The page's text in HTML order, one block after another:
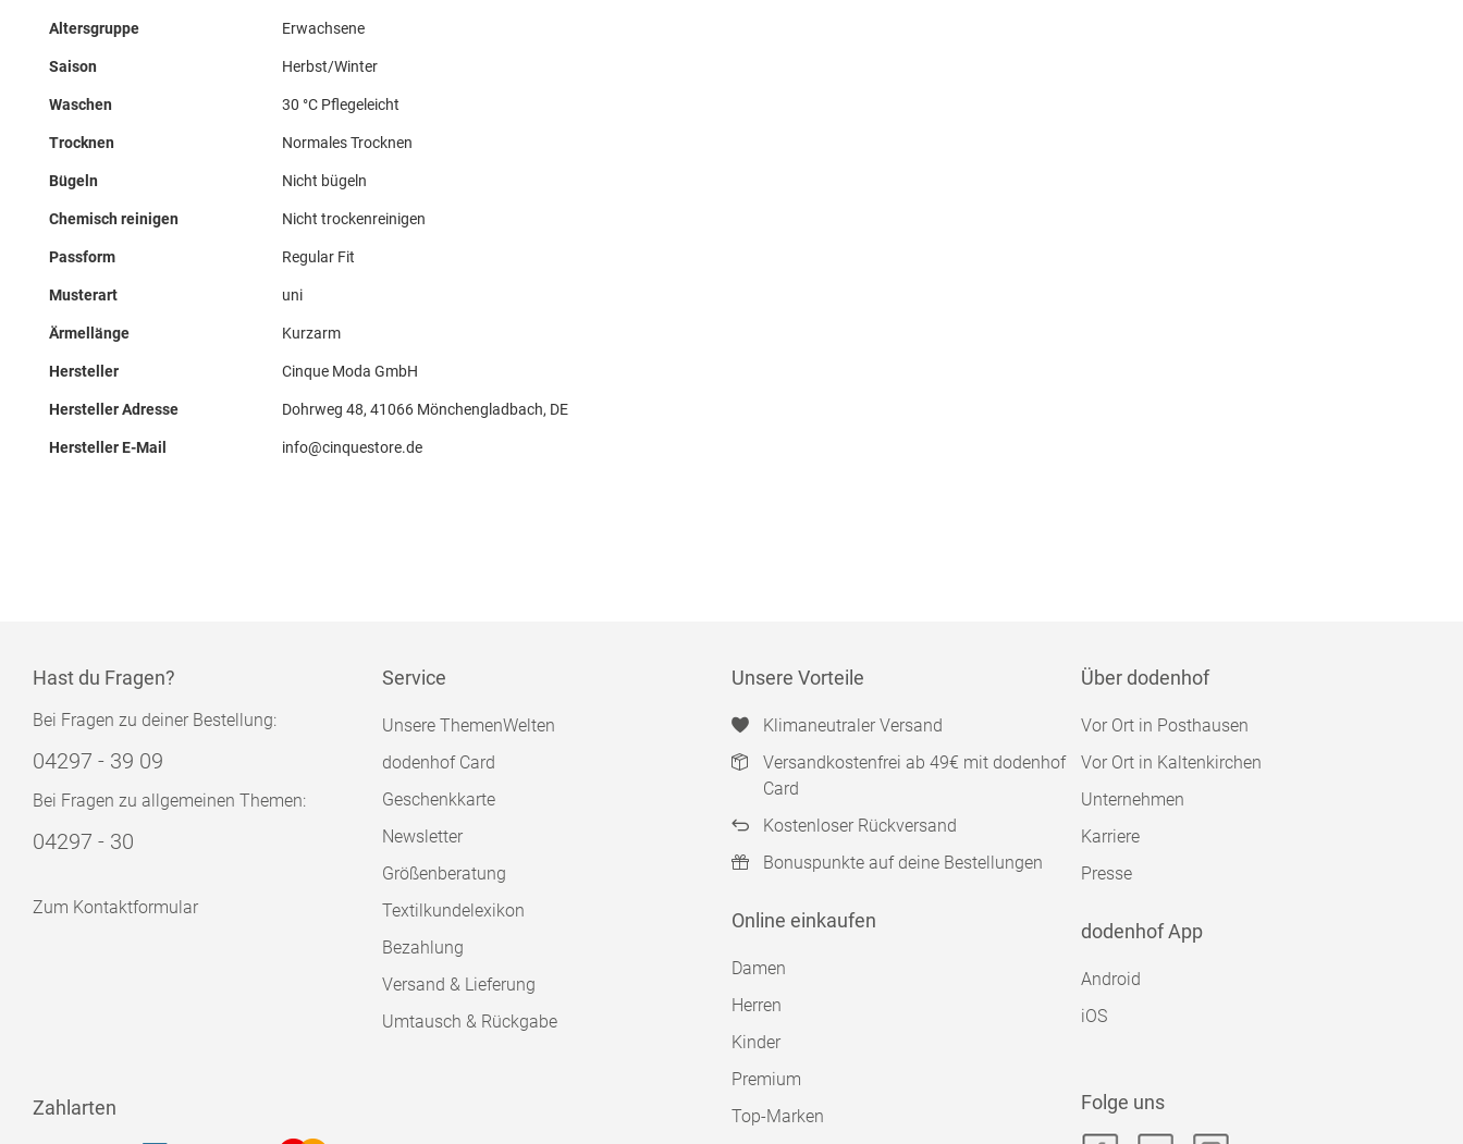
Altersgruppe Erwachsene
Saison Herbst/Winter
Waschen 30 °C Pflegeleicht
Trocknen Normales Trocknen
Bügeln Nicht bügeln
Chemisch reinigen Nicht trockenreinigen
Passform Regular Fit
Musterart uni
Ärmellänge Kurzarm
Hersteller Cinque Moda GmbH
Hersteller Adresse Dohrweg 48, 41066 Mönchengladbach, DE
Hersteller E-Mail info@cinquestore.de
Hast du Fragen?
Bei Fragen zu deiner Bestellung:
04297 - 39 09
Bei Fragen zu allgemeinen Themen:
04297 - 30
Zum Kontaktformular
Service
Unsere ThemenWelten
dodenhof Card
Geschenkkarte
Newsletter
Größenberatung
Textilkundelexikon
Bezahlung
Versand & Lieferung
Umtausch & Rückgabe
Unsere Vorteile
Klimaneutraler Versand
Versandkostenfrei ab 49€ mit dodenhof
Card
Kostenloser Rückversand
Bonuspunkte auf deine Bestellungen
Online einkaufen
Damen
Herren
Kinder
Premium
Top-Marken
Über dodenhof
Vor Ort in Posthausen
Vor Ort in Kaltenkirchen
Unternehmen
Karriere
Presse
dodenhof App
Android
iOS
Zahlarten Folge uns